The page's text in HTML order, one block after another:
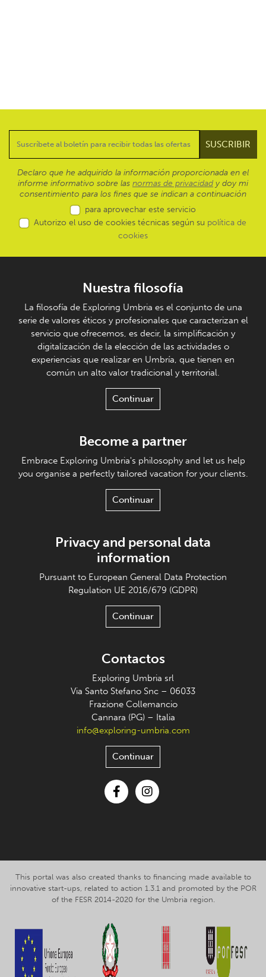
Declaro que he adquirido la información proporcionada en el
informe informativo sobre las normas de privacidad y doy mi
consentimiento para los fines que se indican a continuación
para aprovechar este servicio
Autorizo el uso de cookies técnicas según su política de
cookies
Nuestra filosofía
La filosofía de Exploring Umbria es el conjunto de una
serie de valores éticos y profesionales que caracterizan el
servicio que ofrecemos, es decir, la simplificación y
digitalización de la elección de las actividades o
experiencias que realizar en Umbría, que tienen en
común un alto valor tradicional y territorial.
Continuar
Become a partner
Embrace Exploring Umbria's philosophy and let us help
you organise a perfectly tailored vacation for your clients.
Continuar
Privacy and personal data
information
Pursuant to European General Data Protection
Regulation UE 2016/679 (GDPR)
Continuar
Contactos
Exploring Umbria srl
Via Santo Stefano Snc – 06033
Frazione Collemancio
Cannara (PG) – Italia
info@exploring-umbria.com
Continuar
This portal was also created thanks to financing made available to
innovative start-ups, related to action 1.3.1 and promoted by the POR
of the FESR 2014-2020 for the Umbria region.